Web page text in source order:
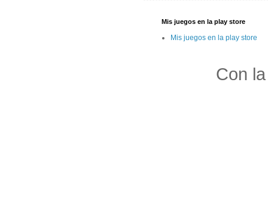
Mis juegos en la play store
Mis juegos en la play store
Con